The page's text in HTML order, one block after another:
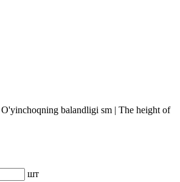
balandligi sm | The height of
шт